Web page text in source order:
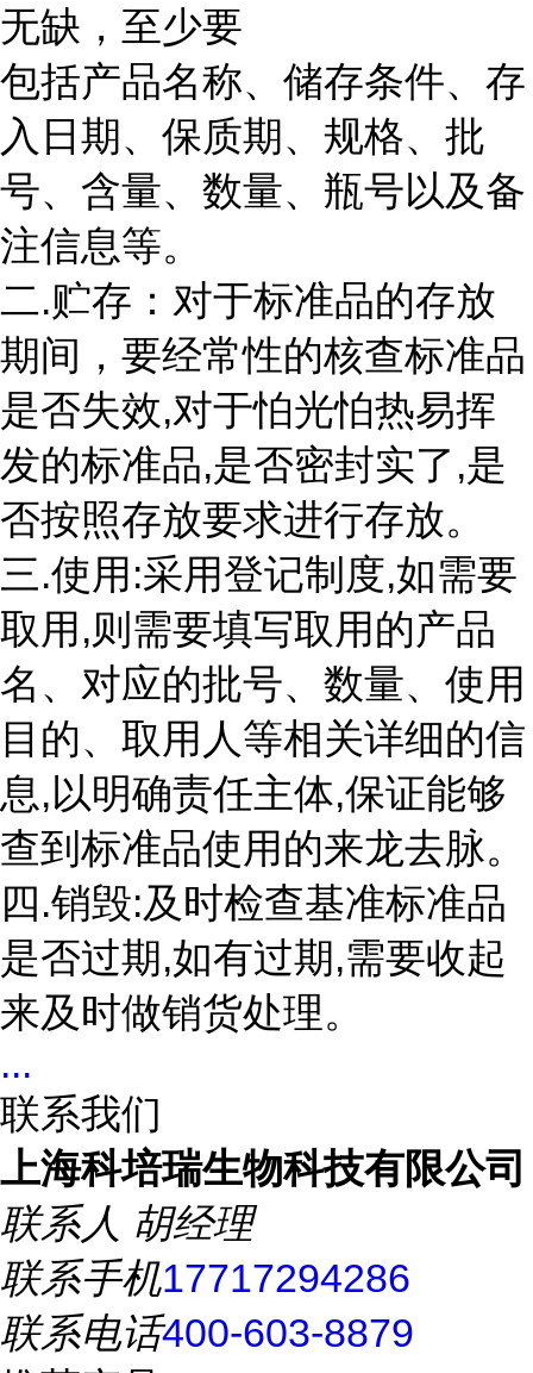
无缺，至少要
包括产品名称、储存条件、存
入日期、保质期、规格、批
号、含量、数量、瓶号以及备
注信息等。
二.贮存：对于标准品的存放
期间，要经常性的核查标准品
是否失效,对于怕光怕热易挥
发的标准品,是否密封实了,是
否按照存放要求进行存放。
三.使用:采用登记制度,如需要
取用,则需要填写取用的产品
名、对应的批号、数量、使用
目的、取用人等相关详细的信
息,以明确责任主体,保证能够
查到标准品使用的来龙去脉。
四.销毁:及时检查基准标准品
是否过期,如有过期,需要收起
来及时做销货处理。
...
联系我们
上海科培瑞生物科技有限公司
联系人 胡经理
联系手机17717294286
联系电话400-603-8879